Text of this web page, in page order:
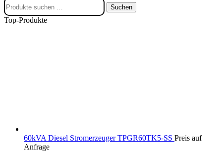
nach:
Suchen
Top-Produkte
60kVA Diesel Stromerzeuger TPGR60TK5-SS Preis auf
Anfrage